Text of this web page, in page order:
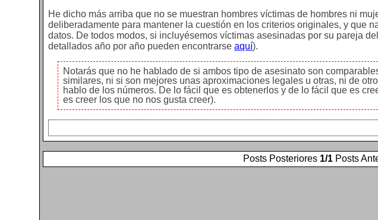
He dicho más arriba que no se muestran hombres víctimas de hombres ni
deliberadamente para mantener la cuestión en los criterios originales, y que
datos. De todos modos, si incluyésemos víctimas asesinadas por su pareja
detallados año por año pueden encontrarseaquí).
Notarás que no he hablado de si ambos tipo de asesinato son
similares, ni si son mejores unas aproximaciones legales u otras, ni de
hablo de los números. De lo fácil que es obtenerlos y de lo fácil que es
es creer los que no nos gusta creer).
Posts Posteriores 1/1 Posts